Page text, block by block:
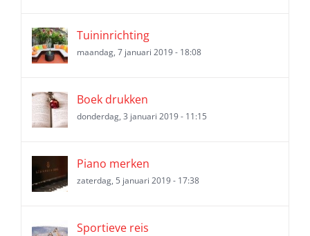
Tuininrichting
maandag, 7 januari 2019 - 18:08
Boek drukken
donderdag, 3 januari 2019 - 11:15
Piano merken
zaterdag, 5 januari 2019 - 17:38
Sportieve reis